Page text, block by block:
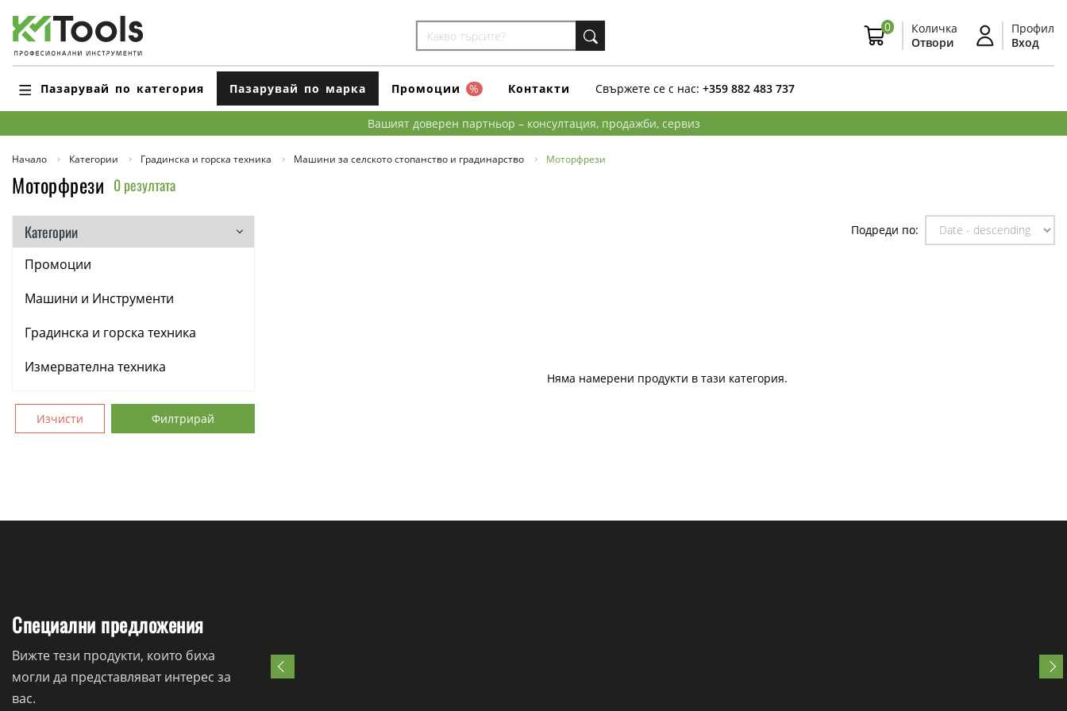
0
Количка
Отвори
Профил
Вход
Пазарувай по категория Пазарувай по марка Промоции % Контакти Свържете се с нас: +359 882 483 737
Вашият доверен партньор – консултация, продажби, сервиз
Начало Категории Градинска и горска техника Машини за селското стопанство и градинарство Моторфрези
Моторфрези 0 резултата
Категории
Промоции
Машини и Инструменти
Градинска и горска техника
Измервателна техника
Аксесоари
Консумативи
Изчисти Филтрирай
Подреди по:
Няма намерени продукти в тази категория.
Специални предложения
Вижте тези продукти, които биха
могли да представляват интерес за
вас.